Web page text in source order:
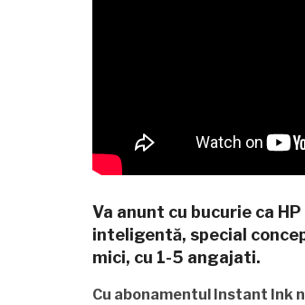
Va anunt cu bucurie ca
inteligentă, special
mici, cu 1-5 angajati.
Cu abonamentul Instant Ink